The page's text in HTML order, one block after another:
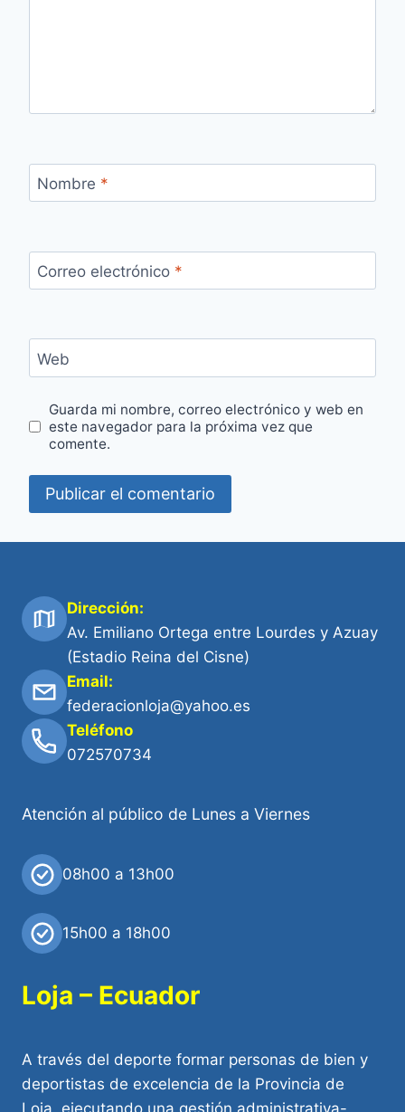
Nombre *
Correo electrónico *
Web
Guarda mi nombre, correo electrónico y web en
este navegador para la próxima vez que
comente.
Dirección:
Av. Emiliano Ortega entre Lourdes y Azuay
(Estadio Reina del Cisne)
Email:
federacionloja@yahoo.es
Teléfono
072570734
Atención al público de Lunes a Viernes
08h00 a 13h00
15h00 a 18h00
Loja – Ecuador
A través del deporte formar personas de bien y
deportistas de excelencia de la Provincia de
Loja, ejecutando una gestión administrativa-